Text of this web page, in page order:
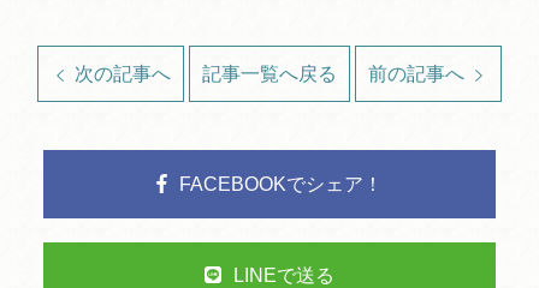
次の記事へ 記事一覧へ戻る 前の記事へ
FACEBOOKでシェア！
LINEで送る